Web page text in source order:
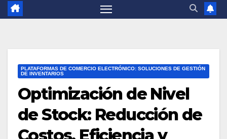
PLATAFORMAS DE COMERCIO ELECTRÓNICO: SOLUCIONES DE GESTIÓN
DE INVENTARIOS
Optimización de Nivel
de Stock: Reducción de